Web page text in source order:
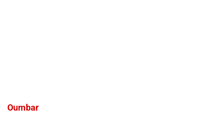
Oumbar